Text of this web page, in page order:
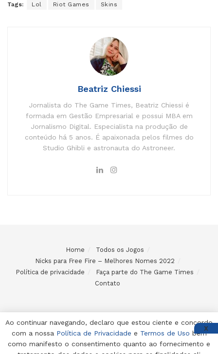
Tags: Lol Riot Games Skins
Beatriz Chiessi
Jornalista do The Game Times, Beatriz Chiessi é
formada em Gestão Empresarial e possui MBA em
Jornalismo Digital. Especialista na produção de
conteúdo há 5 anos. É apaixonada pelos filmes do
Studio Ghibli e astronauta do Astroneer.
Home
Todos os Jogos
Nicks para Free Fire – Melhores Nomes 2022
Política de privacidade
Faça parte do The Game Times
Contato
© 2024 Desenvolvido e mantido por Code Soluções
Ao continuar navegando, declaro que estou ciente e concordo
com a nossa Política de Privacidade e Termos de Uso bem
como manifesto o consentimento quanto ao fornecimento e
X